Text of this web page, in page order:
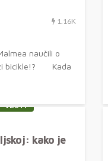
1.16K
naučili o
bicikle!? Kada
VESTI
kako je